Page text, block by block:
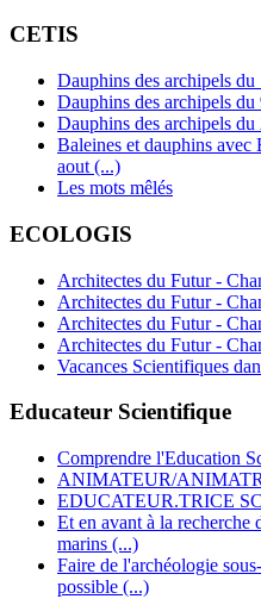
CETIS
Dauphins des archipels
Dauphins des archipels
Dauphins des archipels
Baleines et dauphins avec
aout (...)
Les mots mêlés
ECOLOGIS
Architectes du Futur -
Architectes du Futur -
Architectes du Futur -
Architectes du Futur -
Vacances Scientifiques
Educateur Scientifique
Comprendre l'Education
ANIMATEUR/
EDUCATEUR.TRICE
Et en avant à la recherche
marins (...)
Faire de l'archéologie
possible (...)